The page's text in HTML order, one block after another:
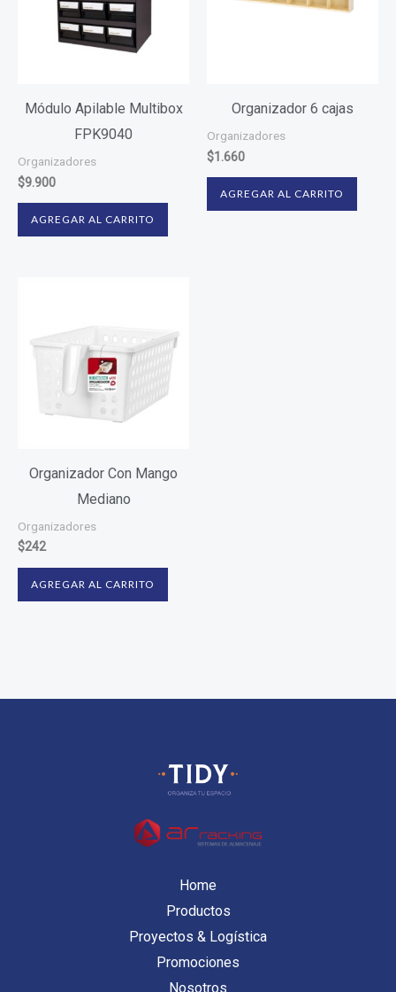
Módulo Apilable Multibox
FPK9040
Organizadores
$9.900
AGREGAR AL CARRITO
Organizador 6 cajas
Organizadores
$1.660
AGREGAR AL CARRITO
Organizador Con Mango
Mediano
Organizadores
$242
AGREGAR AL CARRITO
Home
Productos
Proyectos & Logística
Promociones
Nosotros